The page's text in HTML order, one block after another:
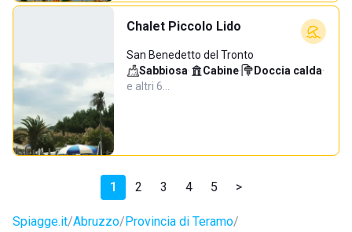
Chalet Piccolo Lido
San Benedetto del Tronto
Sabbiosa· Cabine· Doccia calda·
e altri 6…
1 2 3 4 5 >
Spiagge.it Abruzzo Provincia di Teramo